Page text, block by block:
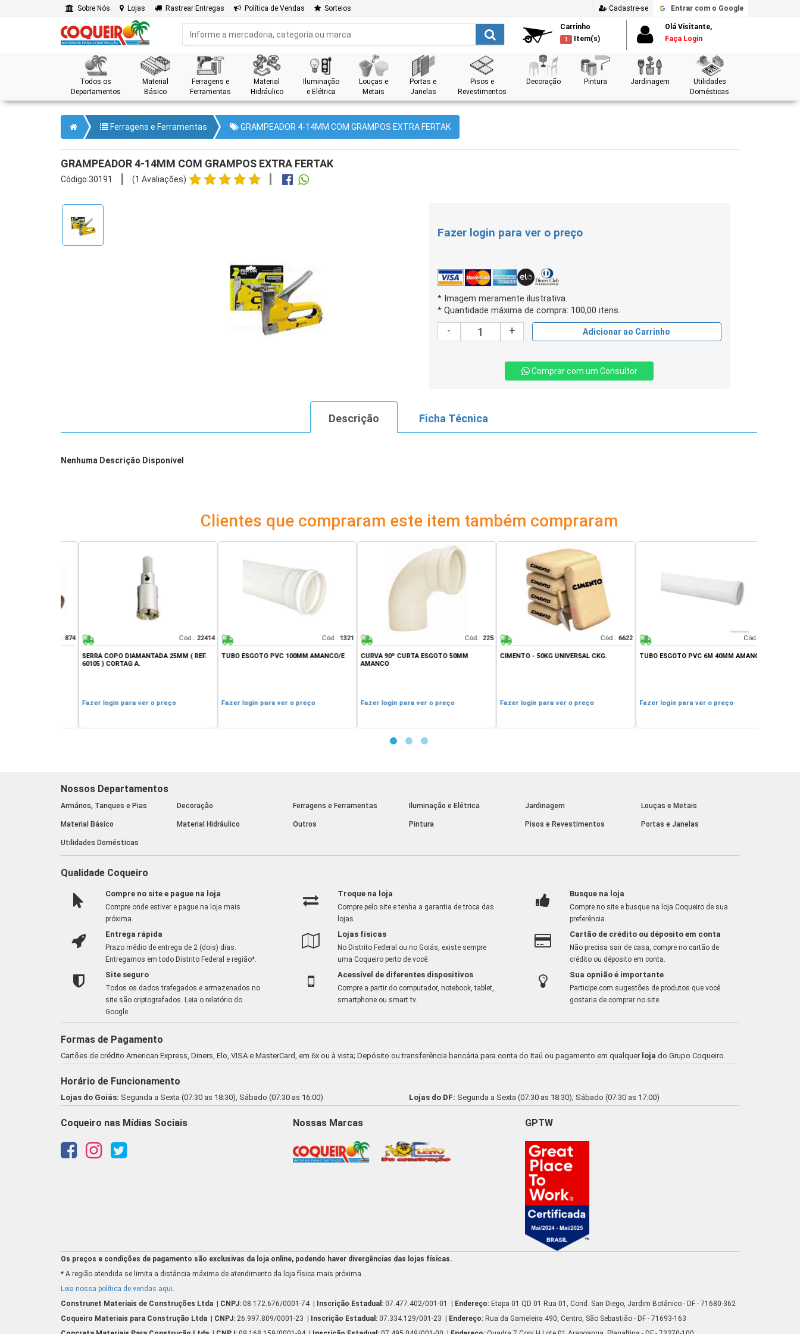
Sobre Nós Lojas Rastrear Entregas Política de Vendas Sorteios Cadastre-se Entrar com o Google
Carrinho
1 Item(s)
Olá Visitante,
Faça Login
Todos os
Departamentos
Material
Básico
Ferragens e
Ferramentas
Material
Hidráulico
Iluminação
e Elétrica
Louças e
Metais
Portas e
Janelas
Pisos e
Revestimentos
Decoração Pintura Jardinagem
Utilidades
Domésticas
Ferragens e Ferramentas GRAMPEADOR 4-14MM COM GRAMPOS EXTRA FERTAK
GRAMPEADOR 4-14MM COM GRAMPOS EXTRA FERTAK
Código:30191 (1 Avaliações)
Fazer login para ver o preço
* Imagem meramente ilustrativa.
* Quantidade máxima de compra: 100,00 itens.
- + Adicionar ao Carrinho
Comprar com um Consultor
Descrição Ficha Técnica
Nenhuma Descrição Disponível
Clientes que compraram este item também compraram
22414
SERRA COPO DIAMANTADA 25MM ( REF.
60105 ) CORTAG A.
Fazer login para ver o preço
1321
TUBO ESGOTO PVC 100MM AMANCO/E
Fazer login para ver o preço
225
CURVA 90º CURTA ESGOTO 50MM
AMANCO
Fazer login para ver o preço
6622
CIMENTO - 50KG UNIVERSAL CKG.
Fazer login para ver o preço
880
TUBO ESGOTO PVC 6M 40MM AMANCO
Fazer login para ver o preço
Nossos Departamentos
Armários, Tanques e Pias Decoração Ferragens e Ferramentas Iluminação e Elétrica Jardinagem Louças e Metais
Material Básico Material Hidráulico Outros Pintura Pisos e Revestimentos Portas e Janelas
Utilidades Domésticas
Qualidade Coqueiro
Compre no site e pague na loja
Compre onde estiver e pague na loja mais
próxima.
Troque na loja
Compre pelo site e tenha a garantia de troca das
lojas.
Busque na loja
Compre no site e busque na loja Coqueiro de sua
preferência.
Entrega rápida
Prazo médio de entrega de 2 (dois) dias.
Entregamos em todo Distrito Federal e região*.
Lojas físicas
No Distrito Federal ou no Goiás, existe sempre
uma Coqueiro perto de você.
Cartão de crédito ou déposito em conta
Não precisa sair de casa, compre no cartão de
crédito ou déposito em conta.
Site seguro
Todos os dados trafegados e armazenados no
site são criptografados. Leia o relatório do
Google
Acessível de diferentes dispositivos
Compre a partir do computador, notebook, tablet,
smartphone ou smart tv.
Sua opnião é importante
Participe com sugestões de produtos que você
gostaria de comprar no site.
Formas de Pagamento
Cartões de crédito American Express, Diners, Elo, VISA e MasterCard, em 6x ou à vista; Depósito ou transferência bancária para conta do Itaú ou pagamento em qualquer loja do Grupo Coqueiro.
Horário de Funcionamento
Lojas do Goiás: Segunda a Sexta (07:30 as 18:30), Sábado (07:30 as 16:00) Lojas do DF: Segunda a Sexta (07:30 as 18:30), Sábado (07:30 as 17:00)
Coqueiro nas Mídias Sociais Nossas Marcas GPTW
Os preços e condições de pagamento são exclusivas da loja online, podendo haver divergências das lojas físicas.
* A região atendida se limita a distância máxima de atendimento da loja física mais próxima.
Leia nossa política de vendas aqui.
Construnet Materiais de Construções Ltda
| CNPJ: 08.172.676/0001-74 | Inscrição Estadual: 07.477.402/001-01 | Endereço: Etapa 01 QD 01 Rua 01, Cond. San Diego, Jardim Botânico - DF - 71680-362
Coqueiro Materiais para Construção Ltda
| CNPJ: 26.997.809/0001-23 | Inscrição Estadual: 07.334.129/001-23 | Endereço: Rua da Gameleira 490, Centro, São Sebastião - DF - 71693-163